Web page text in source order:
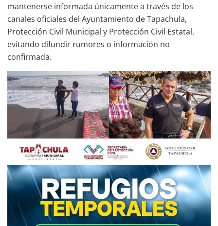
mantenerse informada únicamente a través de los
canales oficiales del Ayuntamiento de Tapachula,
Protección Civil Municipal y Protección Civil Estatal,
evitando difundir rumores o información no
confirmada.